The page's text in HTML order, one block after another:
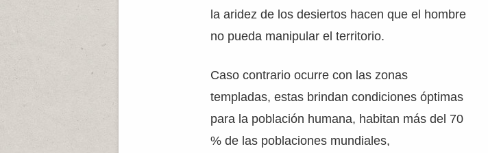
la aridez de los desiertos hacen que el hombre
no pueda manipular el territorio.
Caso contrario ocurre con las zonas
templadas, estas brindan condiciones óptimas
para la población humana, habitan más del 70
% de las poblaciones mundiales,